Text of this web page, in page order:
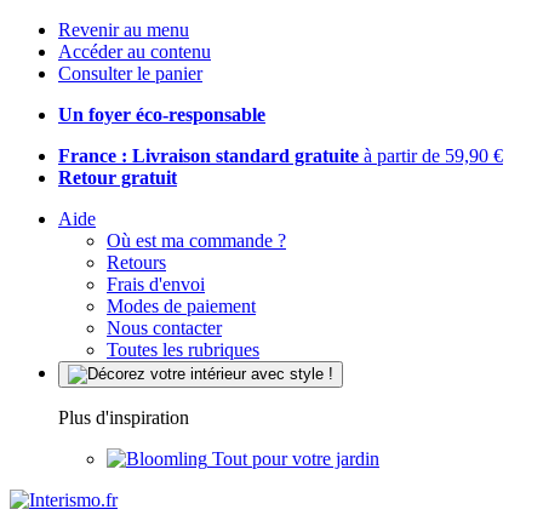
Revenir au menu
Accéder au contenu
Consulter le panier
Un foyer éco-responsable
France : Livraison standard gratuite à partir de 59,90 €
Retour gratuit
Aide
Où est ma commande ?
Retours
Frais d'envoi
Modes de paiement
Nous contacter
Toutes les rubriques
Plus d'inspiration
Tout pour votre jardin